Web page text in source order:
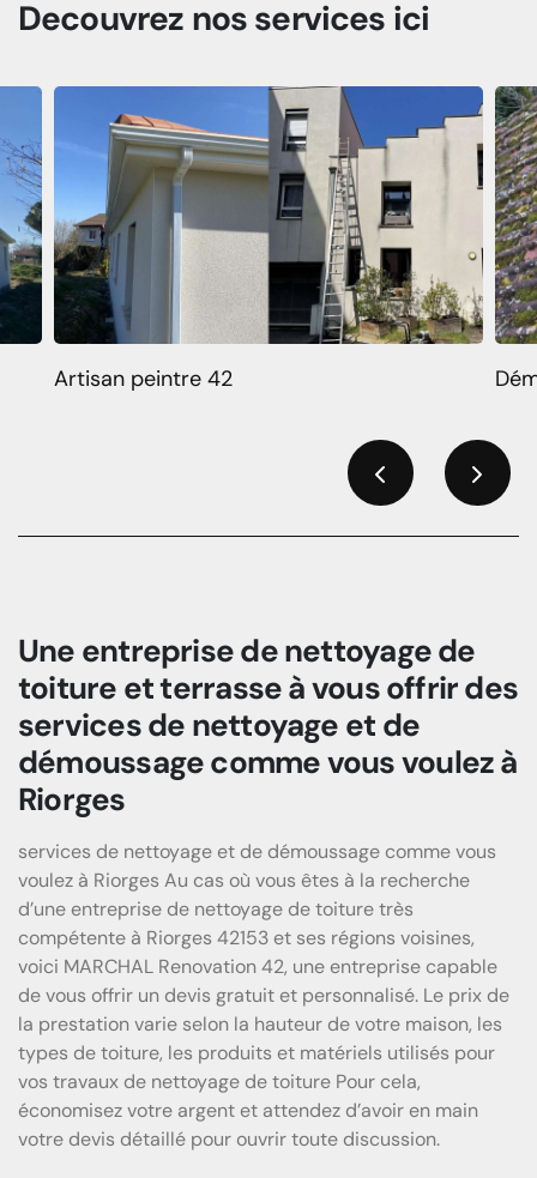
Decouvrez nos services ici
Artisan peintre 42
Une entreprise de nettoyage de
toiture et terrasse à vous offrir des
services de nettoyage et de
démoussage comme vous voulez à
Riorges
services de nettoyage et de démoussage comme vous
voulez à Riorges Au cas où vous êtes à la recherche
d’une entreprise de nettoyage de toiture très
compétente à Riorges 42153 et ses régions voisines,
voici MARCHAL Renovation 42, une entreprise capable
de vous offrir un devis gratuit et personnalisé. Le prix de
la prestation varie selon la hauteur de votre maison, les
types de toiture, les produits et matériels utilisés pour
vos travaux de nettoyage de toiture Pour cela,
économisez votre argent et attendez d’avoir en main
votre devis détaillé pour ouvrir toute discussion.